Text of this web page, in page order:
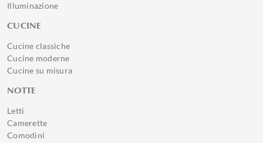
Illuminazione
CUCINE
Cucine classiche
Cucine moderne
Cucine su misura
NOTTE
Letti
Camerette
Comodini